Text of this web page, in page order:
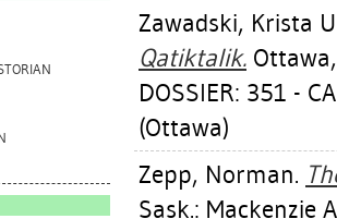
Zawadski, Krista
Qatiktalik.
DOSSIER: 351 -
(Ottawa)
Zepp, Norman.
Sask.: Mackenzie